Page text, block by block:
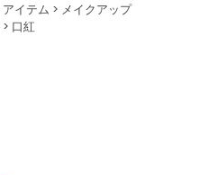
アイテム
メイクアップ
口紅